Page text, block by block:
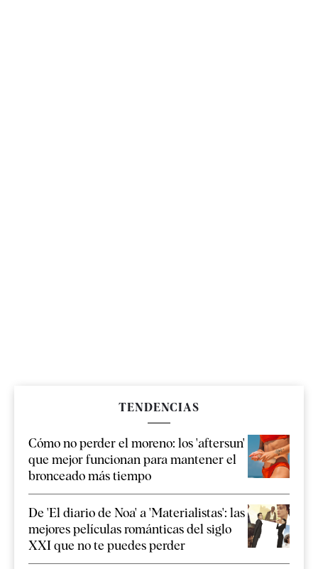
TENDENCIAS
Cómo no perder el moreno: los 'aftersun'
que mejor funcionan para mantener el
bronceado más tiempo
De 'El diario de Noa' a 'Materialistas': las
mejores películas románticas del siglo
XXI que no te puedes perder